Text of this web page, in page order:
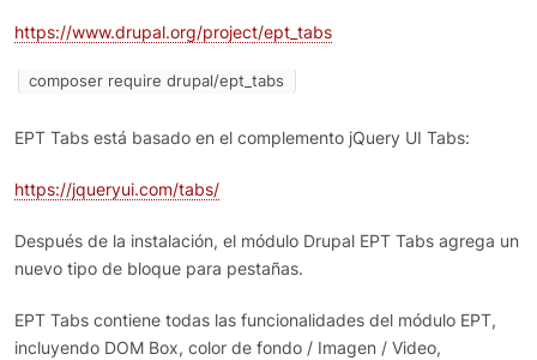
https://www.drupal.org/project/ept_tabs
composer require drupal/ept_tabs
EPT Tabs está basado en el complemento jQuery UI Tabs:
https://jqueryui.com/tabs/
Después de la instalación, el módulo Drupal EPT Tabs agrega un
nuevo tipo de bloque para pestañas.
EPT Tabs contiene todas las funcionalidades del módulo EPT,
incluyendo DOM Box, color de fondo / Imagen / Video,